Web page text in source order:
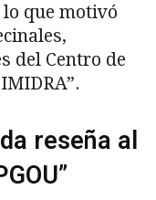
que motivó
del Centro de
reseña al